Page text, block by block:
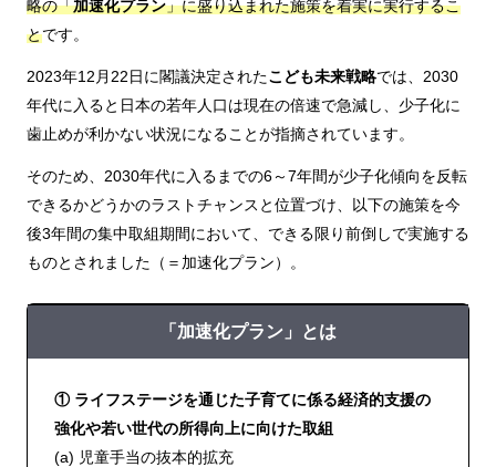
略の「加速化プラン」に盛り込まれた施策を着実に実行するこ
とです。
2023年12月22日に閣議決定されたこども未来戦略では、2030
年代に入ると日本の若年人口は現在の倍速で急減し、少子化に
歯止めが利かない状況になることが指摘されています。
そのため、2030年代に入るまでの6～7年間が少子化傾向を反転
できるかどうかのラストチャンスと位置づけ、以下の施策を今
後3年間の集中取組期間において、できる限り前倒しで実施する
ものとされました（＝加速化プラン）。
「加速化プラン」とは
① ライフステージを通じた子育てに係る経済的支援の
強化や若い世代の所得向上に向けた取組
(a) 児童手当の抜本的拡充